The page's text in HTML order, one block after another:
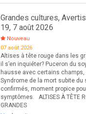
Grandes cultures,
19, 7 août 2026
Nouveau
07 août 2026
Altises à tête rouge dans les
il s’en inquiéter? Puceron du
hausse avec certains champs,
Syndrome de la mort subite du
confirmés, moment propice
symptômes. ALTISES À TÊTE
GRANDES